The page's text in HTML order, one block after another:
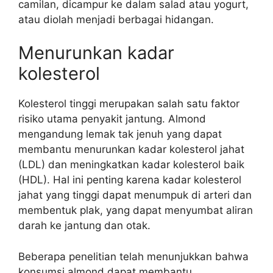
camilan, dicampur ke dalam salad atau yogurt,
atau diolah menjadi berbagai hidangan.
Menurunkan kadar
kolesterol
Kolesterol tinggi merupakan salah satu faktor
risiko utama penyakit jantung. Almond
mengandung lemak tak jenuh yang dapat
membantu menurunkan kadar kolesterol jahat
(LDL) dan meningkatkan kadar kolesterol baik
(HDL). Hal ini penting karena kadar kolesterol
jahat yang tinggi dapat menumpuk di arteri dan
membentuk plak, yang dapat menyumbat aliran
darah ke jantung dan otak.
Beberapa penelitian telah menunjukkan bahwa